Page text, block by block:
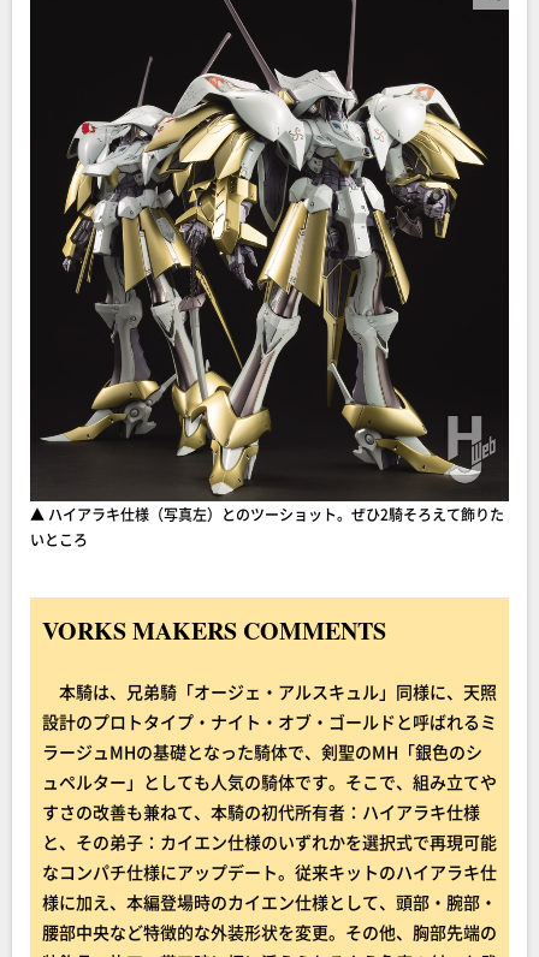
▲ ハイアラキ仕様（写真左）とのツーショット。ぜひ2騎そろえて飾りた
いところ
VORKS MAKERS COMMENTS
本騎は、兄弟騎「オージェ・アルスキュル」同様に、天照
設計のプロトタイプ・ナイト・オブ・ゴールドと呼ばれるミ
ラージュMHの基礎となった騎体で、剣聖のMH「銀色のシ
ュペルター」としても人気の騎体です。そこで、組み立てや
すさの改善も兼ねて、本騎の初代所有者：ハイアラキ仕様
と、その弟子：カイエン仕様のいずれかを選択式で再現可能
なコンパチ仕様にアップデート。従来キットのハイアラキ仕
様に加え、本編登場時のカイエン仕様として、頭部・腕部・
腰部中央など特徴的な外装形状を変更。その他、胸部先端の